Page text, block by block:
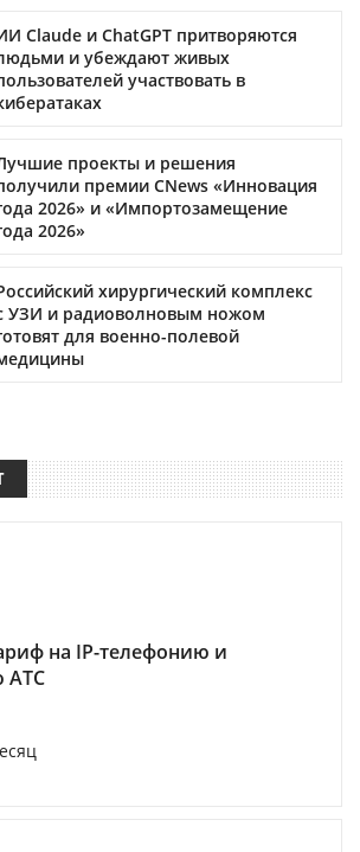
Claude и ChatGPT притворяются
и убеждают живых
участвовать в
проекты и решения
премии CNews «Инновация
2026» и «Импортозамещение
2026»
хирургический комплекс
УЗИ и радиоволновым ножом
для военно-полевой
на IP-телефонию и
АТС